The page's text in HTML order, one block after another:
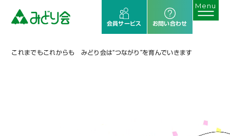
会員サービス お問い合わせ
これまでもこれからも みどり会は“つながり”を育んでいきます